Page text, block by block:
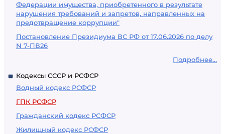
Федерации имущества, приобретенного в результате
нарушения требований и запретов, направленных на
предотвращение коррупции"
Постановление Президиума ВС РФ от 17.06.2026 по делу
N 7-ПВ26
Подробнее...
Кодексы СССР и РСФСР
Водный кодекс РСФСР
ГПК РСФСР
Гражданский кодекс РСФСР
Жилищный кодекс РСФСР